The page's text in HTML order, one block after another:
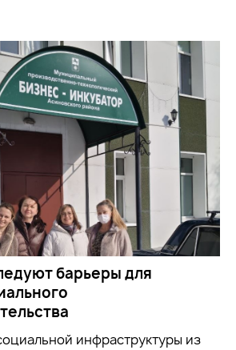
барьеры для
инфраструктуры из